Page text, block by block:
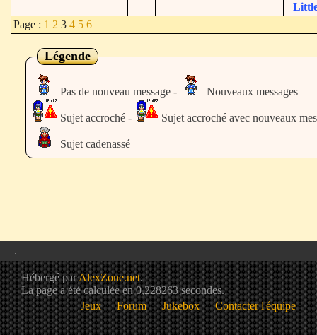
Page : 1 2 3 4 5 6
Légende
Pas de nouveau message - Nouveaux messages
Sujet accroché - Sujet accroché avec nouveaux
Sujet cadenassé
.
Hébergé parAlexZone.net.
La page a été calculée en 0,228263 secondes.
Jeux
Forum Jukebox Contacter l'équipe